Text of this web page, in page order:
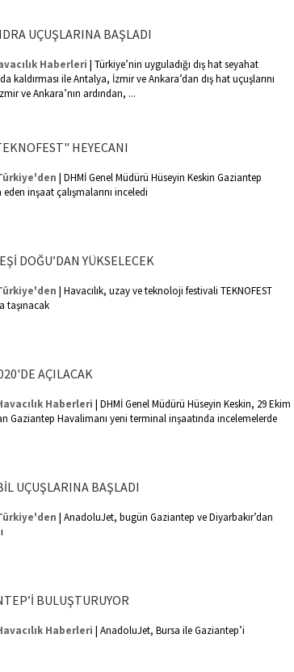
UÇUŞLARINA BAŞLADI
Haberleri | Türkiye’nin uyguladığı dış hat seyahat
kaldırması ile Antalya, İzmir ve Ankara’dan dış hat uçuşlarını
ve Ankara’nın ardından, ...
HEYECANI
| DHMİ Genel Müdürü Hüseyin Keskin Gaziantep
inşaat çalışmalarını inceledi
DOĞU’DAN YÜKSELECEK
| Havacılık, uzay ve teknoloji festivali TEKNOFEST
taşınacak
AÇILACAK
Haberleri | DHMİ Genel Müdürü Hüseyin Keskin, 29 Ekim
Gaziantep Havalimanı yeni terminal inşaatında incelemelerde
UÇUŞLARINA BAŞLADI
| AnadoluJet, bugün Gaziantep ve Diyarbakır’dan
BULUŞTURUYOR
Haberleri | AnadoluJet, Bursa ile Gaziantep’i